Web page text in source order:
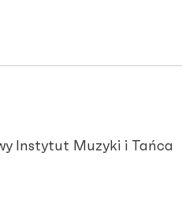
Instytut Muzyki i Tańca